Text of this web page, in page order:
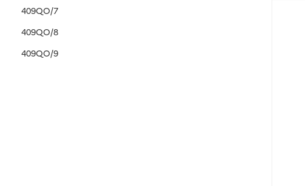
409QO/7
409QO/8
409QO/9